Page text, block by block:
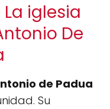
iglesia
De
de Padua
Su